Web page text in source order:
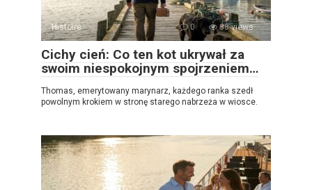
Histoire 0 38 views
Cichy cień: Co ten kot ukrywał za
swoim niespokojnym spojrzeniem…
Thomas, emerytowany marynarz, każdego ranka szedł
powolnym krokiem w stronę starego nabrzeża w wiosce.